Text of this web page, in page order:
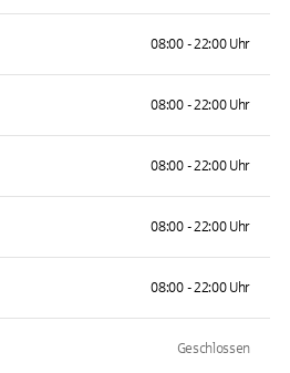
08:00 - 22:00 Uhr
08:00 - 22:00 Uhr
08:00 - 22:00 Uhr
08:00 - 22:00 Uhr
08:00 - 22:00 Uhr
Geschlossen